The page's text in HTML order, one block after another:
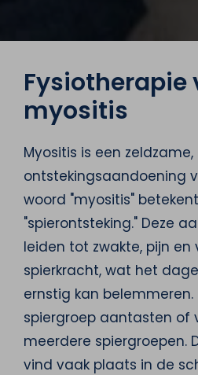
Fysiotherapie
myositis
Myositis is een
ontstekingsaandoening
woord "myositis"
"spierontsteking." Deze
leiden tot zwakte, pijn en
spierkracht, wat het
ernstig kan belemmeren.
spiergroep aantasten of
meerdere spiergroepen.
vind vaak plaats in de